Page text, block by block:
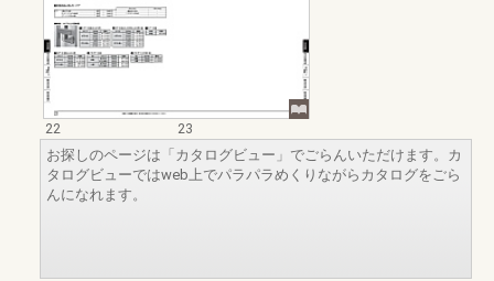
22
23
お探しのページは「カタログビュー」でごらんいただけます。カ
タログビューではweb上でパラパラめくりながらカタログをごら
んになれます。